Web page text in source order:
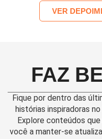
VER
FAZ
Fique por dentro das
histórias inspiradoras no
Explore conteúdos
você a manter-se